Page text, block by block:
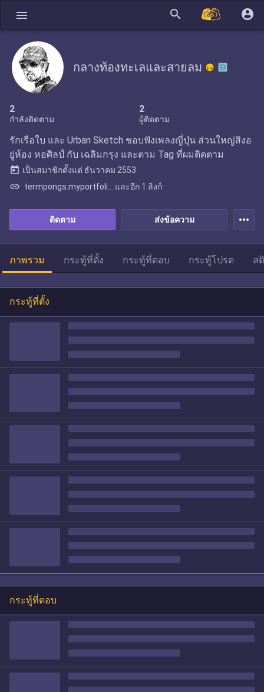
menu search account_circle
กลางท้องทะเลและสายลม
2
กำลังติดตาม
2
ผู้ติดตาม
ส่งข้อความ
ติดตาม
รักเรือใบ และ Urban Sketch ชอบฟังเพลงญี่ปุ่น ส่วนใหญ่สิงอ
ยู่ห้อง หอศิลป์ กับ เฉลิมกรุง และตาม Tag ที่ผมติดตาม
today เป็นสมาชิกตั้งแต่ ธันวาคม 2553
link termpongs.myportfoli... และอีก 1 ลิงก์
more_horiz
ภาพรวม กระทู้ที่ตั้ง กระทู้ที่ตอบ กระทู้โปรด ส
กระทู้ที่ตั้ง
กระทู้ที่ตอบ